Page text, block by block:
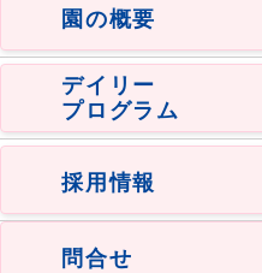
園の概要
デイリー
プログラム
採用情報
問合せ